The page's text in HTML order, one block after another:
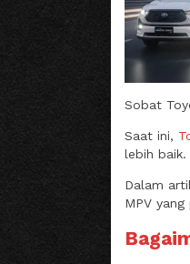
Sobat
Saat ini,
lebih baik.
Dalam
MPV